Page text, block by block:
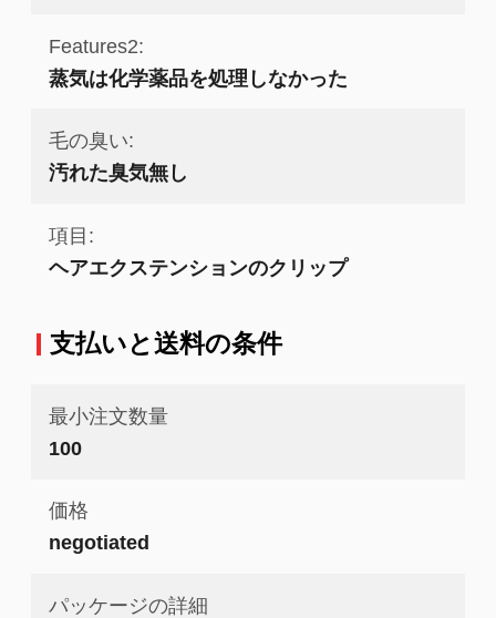
Features2:
蒸気は化学薬品を処理しなかった
毛の臭い:
汚れた臭気無し
項目:
ヘアエクステンションのクリップ
支払いと送料の条件
最小注文数量
100
価格
negotiated
パッケージの詳細